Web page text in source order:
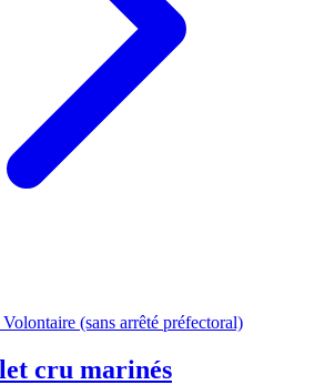
Volontaire (sans arrêté préfectoral)
cru marinés